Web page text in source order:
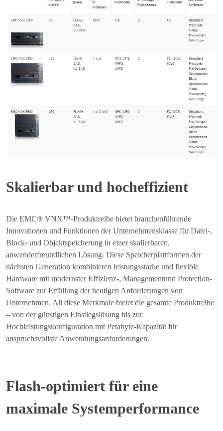
Skalierbar und hocheffizient
Die EMC® VNX™-Produktreihe bietet branchenführende
Innovationen und Funktionen der Unternehmensklasse für Datei-,
Block- und Objektspeicherung in einer skalierbaren,
anwenderfreundlichen Lösung. Diese Speicherplattformen der
nächsten Generation kombinieren leistungsstarke und flexible
Hardware mit modernster Effizienz-, Managementund Protection-
Software zur Erfüllung der heutigen Anforderungen von
Unternehmen. All diese Merkmale bietet die gesamte Produktreihe
– von der günstigen Einstiegslösung bis zur
Hochleistungskonfiguration mit Petabyte-Kapazität für
anspruchsvollste Anwendungsanforderungen.
Flash-optimiert für eine
maximale Systemperformance